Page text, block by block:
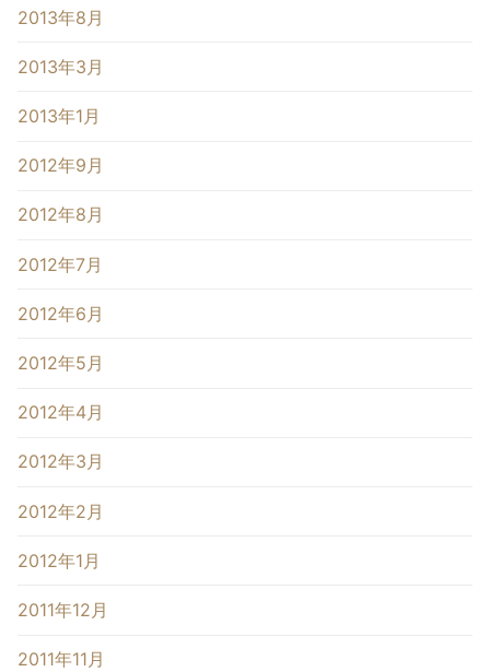
2013年8月
2013年3月
2013年1月
2012年9月
2012年8月
2012年7月
2012年6月
2012年5月
2012年4月
2012年3月
2012年2月
2012年1月
2011年12月
2011年11月